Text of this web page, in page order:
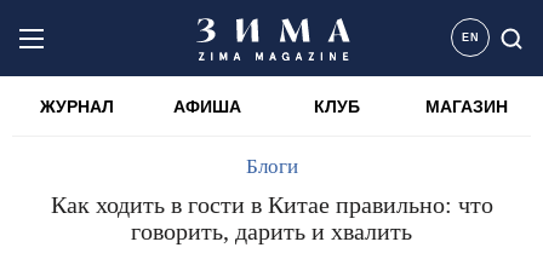
EN
ЖУРНАЛ АФИША КЛУБ МАГАЗИН
Блоги
Как ходить в гости в Китае правильно: что
говорить, дарить и хвалить